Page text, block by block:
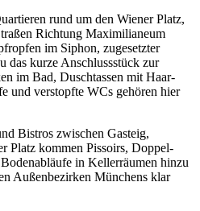
rund um den Wiener Platz,
Richtung Maximilianeum
im Siphon, zugesetzter
das kurze Anschlussstück zur
im Bad, Duschtassen mit Haar-
und verstopfte WCs gehören hier
Bistros zwischen Gasteig,
Platz kommen Pissoirs, Doppel-
in Kellerräumen hinzu
Außenbezirken Münchens klar